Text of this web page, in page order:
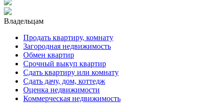
Владельцам
Продать квартиру, комнату
Загородная недвижимость
Обмен квартир
Срочный выкуп квартир
Сдать квартиру или комнату
Сдать дачу, дом, коттедж
Оценка недвижимости
Коммерческая недвижимость